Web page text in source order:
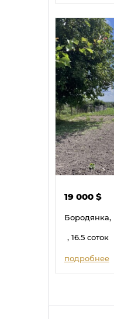
19 000 $
Бородянка,
, 16.5 соток
подробнее